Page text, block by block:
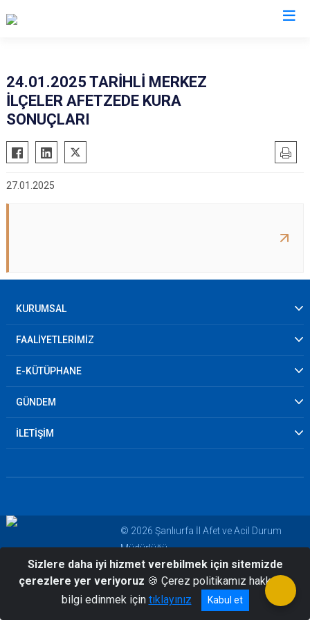
24.01.2025 TARİHLİ MERKEZ
İLÇELER AFETZEDE KURA
SONUÇLARI
27.01.2025
KURUMSAL
FAALİYETLERİMİZ
E-KÜTÜPHANE
GÜNDEM
İLETİŞİM
© 2026 Şanlıurfa İl Afet ve Acil Durum
Müdürlüğü
Sizlere daha iyi hizmet verebilmek için sitemizde
çerezlere yer veriyoruz 🍪 Çerez politikamız hakkında
bilgi edinmek için tıklayınız Kabul et